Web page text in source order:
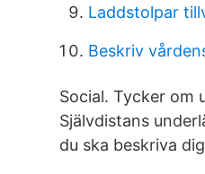
Laddstolpar
Beskriv
Social. Tycker om
Självdistans
du ska beskriva